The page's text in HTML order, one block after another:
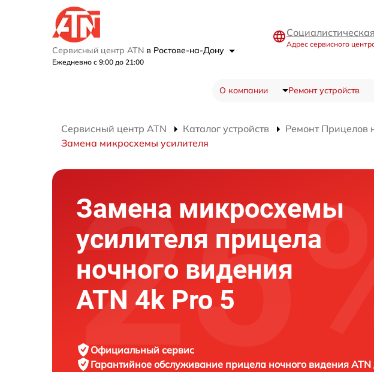
Сервисный центр ATN в Ростове-на-Дону
Ежедневно с 9:00 до 21:00
Адрес сервисного
О компании Ремонт устройств
Сервисный центр ATN Каталог устройств Ремонт Прицелов
Замена микросхемы усилителя
Замена микросхемы
усилителя прицела
ночного видения
ATN 4k Pro 5
Официальный сервис
Гарантийное обслуживание прицела ночного видения ATN